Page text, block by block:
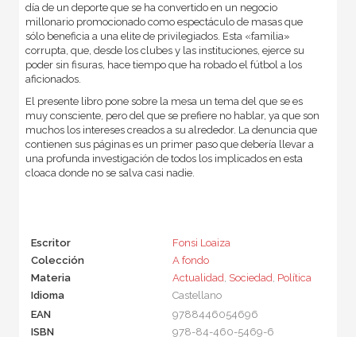
día de un deporte que se ha convertido en un negocio
millonario promocionado como espectáculo de masas que
sólo beneficia a una elite de privilegiados. Esta «familia»
corrupta, que, desde los clubes y las instituciones, ejerce su
poder sin fisuras, hace tiempo que ha robado el fútbol a los
aficionados.
El presente libro pone sobre la mesa un tema del que se es
muy consciente, pero del que se prefiere no hablar, ya que son
muchos los intereses creados a su alrededor. La denuncia que
contienen sus páginas es un primer paso que debería llevar a
una profunda investigación de todos los implicados en esta
cloaca donde no se salva casi nadie.
Escritor
Fonsi Loaiza
Colección
A fondo
Materia
Actualidad Sociedad Política
Idioma
Castellano
EAN
9788446054696
ISBN
978-84-460-5469-6